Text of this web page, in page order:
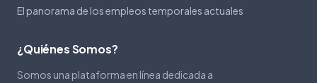
El panorama de los empleos temporales actuales
¿Quiénes Somos?
Somos una plataforma en línea dedicada a